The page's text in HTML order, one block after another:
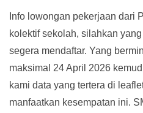
Info lowongan pekerjaan dari
kolektif sekolah, silahkan
segera mendaftar. Yang
maksimal 24 April 2026
kami data yang tertera di
manfaatkan kesempatan ini.